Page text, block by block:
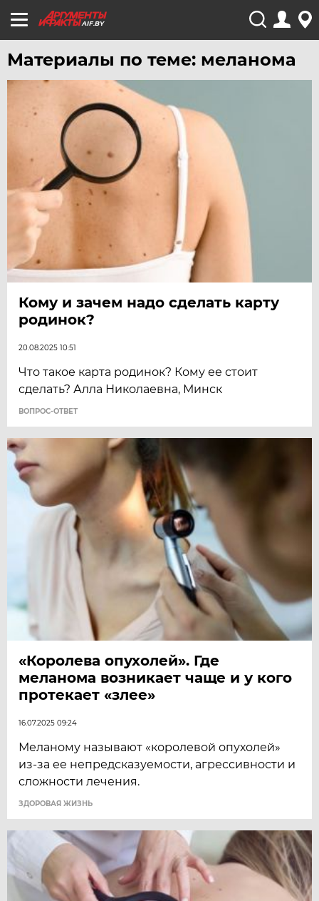
AIF.BY
Материалы по теме: меланома
Кому и зачем надо сделать карту
родинок?
20.08.2025 10:51
Что такое карта родинок? Кому ее стоит
сделать? Алла Николаевна, Минск
ВОПРОС-ОТВЕТ
«Королева опухолей». Где
меланома возникает чаще и у кого
протекает «злее»
16.07.2025 09:24
Меланому называют «королевой опухолей»
из-за ее непредсказуемости, агрессивности и
сложности лечения.
ЗДОРОВАЯ ЖИЗНЬ